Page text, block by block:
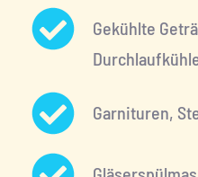
Garnituren,